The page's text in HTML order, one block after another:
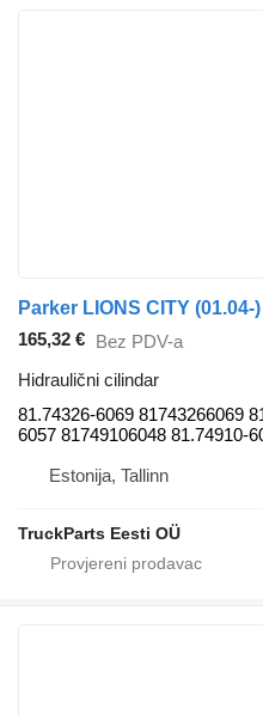
165,32 € Bez PDV-a
Hidraulični cilindar
81.74326-6069 81743266069
6057 81749106048 81.74910-
Estonija, Tallinn
TruckParts Eesti OÜ